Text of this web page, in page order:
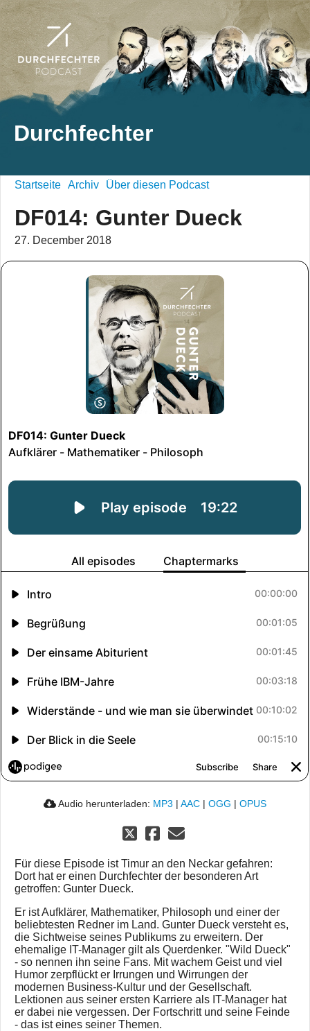
Durchfechter
Startseite Archiv Über diesen Podcast
DF014: Gunter Dueck
27. December 2018
Audio herunterladen: MP3 | AAC | OGG | OPUS
Für diese Episode ist Timur an den Neckar gefahren:
Dort hat er einen Durchfechter der besonderen Art
getroffen: Gunter Dueck.
Er ist Aufklärer, Mathematiker, Philosoph und einer der
beliebtesten Redner im Land. Gunter Dueck versteht es,
die Sichtweise seines Publikums zu erweitern. Der
ehemalige IT-Manager gilt als Querdenker. "Wild Dueck"
- so nennen ihn seine Fans. Mit wachem Geist und viel
Humor zerpflückt er Irrungen und Wirrungen der
modernen Business-Kultur und der Gesellschaft.
Lektionen aus seiner ersten Karriere als IT-Manager hat
er dabei nie vergessen. Der Fortschritt und seine Feinde
- das ist eines seiner Themen.